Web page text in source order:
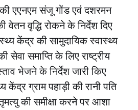
एएनएम संजू गोंड एवं दशरमन
वेतन वृद्धि रोकने के निर्देश दिए
केंद्र की सामुदायिक स्वास्थ्य
सेवा समाप्ति के लिए राष्ट्रीय
भेजने के निर्देश जारी किए
केंद्र ग्राम पहाड़ी की रानी पति
की समीक्षा करने पर आशा